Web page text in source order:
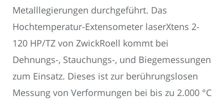
Metalllegierungen durchgeführt. Das
Hochtemperatur-Extensometer laserXtens 2-
120 HP/TZ von ZwickRoell kommt bei
Dehnungs-, Stauchungs-, und Biegemessungen
zum Einsatz. Dieses ist zur berührungslosen
Messung von Verformungen bei bis zu 2.000 °C